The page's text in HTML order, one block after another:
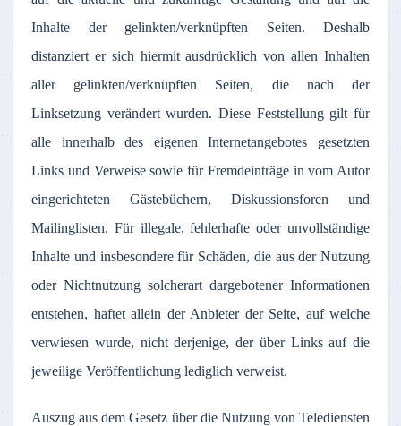
Inhalte
der gelinkten/verknüpften Seiten. Deshalb
distanziert er sich hiermit ausdrücklich vonallen Inhalten
aller
gelinkten/verknüpften Seiten, die nach
der
Linksetzung verändert wurden.Diese Feststellunggiltfür
alle
innerhalbdes eigenen Internetangebotes
gesetzten
Links und Verweise sowie für Fremdeinträgeinvom Autor
eingerichteten
Gästebüchern, Diskussionsforen und
Mailinglisten. Für illegale,fehlerhafte oder unvollständige
Inhalte und insbesondere für Schäden, die aus der Nutzung
oder Nichtnutzung solcherart dargebotener Informationen
entstehen, haftet allein der Anbieter der Seite, auf welche
verwiesen wurde, nicht derjenige, der überLinksaufdie
jeweilige Veröffentlichung lediglich verweist.
Auszug aus dem Gesetz über die Nutzung von Telediensten